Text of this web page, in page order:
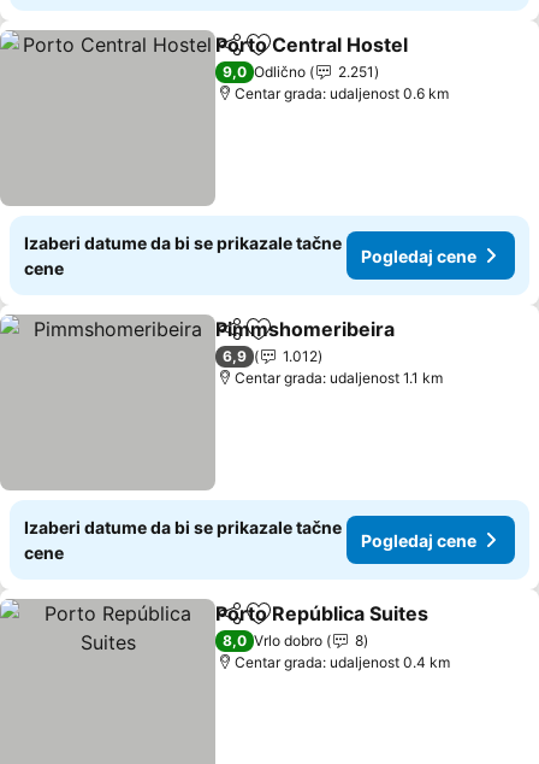
Deli Dodati u favorite
Porto Central Hostel
9,0 Odlično
2.251
Centar grada: udaljenost 0.6 km
Izaberi datume da bi se prikazale tačne
cene
Pogledaj cene
Deli Dodati u favorite
Pimmshomeribeira
6,9
1.012
Centar grada: udaljenost 1.1 km
Izaberi datume da bi se prikazale tačne
cene
Pogledaj cene
Deli Dodati u favorite
Porto República Suites
8,0 Vrlo dobro
8
Centar grada: udaljenost 0.4 km